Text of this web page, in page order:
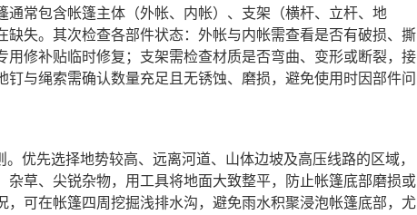
常包含帐篷主体（外帐、内帐）、支架（横杆、立杆、地
失。其次检查各部件状态：外帐与内帐需查看是否有破损、撕
修补贴临时修复；支架需检查材质是否弯曲、变形或断裂，接
与绳索需确认数量充足且无锈蚀、磨损，避免使用时因部件问
优先选择地势较高、远离河道、山体边坡及高压线路的区域，
草、尖锐杂物，用工具将地面大致整平，防止帐篷底部磨损或
可在帐篷四周挖掘浅排水沟，避免雨水积聚浸泡帐篷底部，尤